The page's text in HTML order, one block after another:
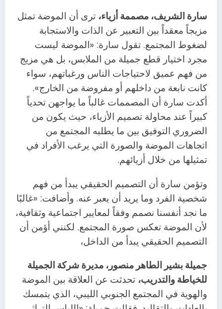
سارة الشريف، مصممة أزياء، ترى أن الموضة تمثل
مزيجاً معقداً بين التعبير عن الذات والاستجابة
لضغوط المجتمع. تقول سارة: «الموضة ليست
مجرد اختيار قطع جميلة من الملابس، بل هي مزيج
من فهم عميق لاحتياجات الناس ورغباتهم، سواء
كانت نابعة من داخلهم أو مفروضة من الخارج».
أكدت سارة أن المصممات غالباً ما يواجهن تحدياً
كبيراً عند محاولة تصميم الأزياء، حيث يكون من
الضروري التوفيق بين ما يطلبه المجتمع من
اتجاهات الموضة والصورة التي يرغب الأفراد في
تمثيلها من خلال أزيائهم.
وتؤمن سارة أن التصميم الحقيقي يبدأ من فهم
شخصية الفرد وما يريد أن يعبر عنه. وأضافت: «غالبًا
ما نجد أنفسنا نصمم وفقاً لمعايير اجتماعية وثقافية،
لأن الموضة تعكس صورة المجتمع. لكنني أؤمن أن
التصميم الحقيقي يبدأ من الداخل،
جميلة بشير الطاهر منصور، مديرة شركة الجميلة
للخياطة والتدريب، تحدثت عن العلاقة بين الموضة
والهوية في المجتمع الجنوبي الليبي، الذي يتمسك